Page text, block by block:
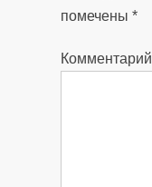
помечены*
Комментарий